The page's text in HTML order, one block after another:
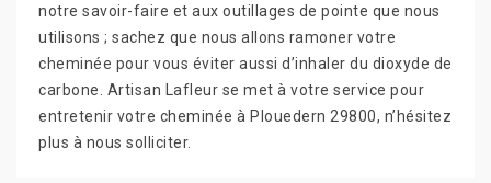
notre savoir-faire et aux outillages de pointe que nous
utilisons ; sachez que nous allons ramoner votre
cheminée pour vous éviter aussi d’inhaler du dioxyde de
carbone. Artisan Lafleur se met à votre service pour
entretenir votre cheminée à Plouedern 29800, n’hésitez
plus à nous solliciter.